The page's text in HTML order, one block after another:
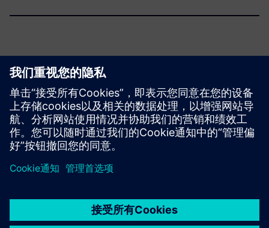
文档
请联系我们的支持中心。